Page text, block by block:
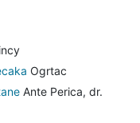
Ogrtac
Ante Perica, dr.